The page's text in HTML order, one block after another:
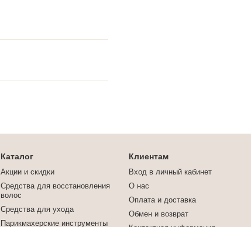
Каталог
Акции и скидки
Средства для восстановления
волос
Средства для ухода
Парикмахерские инструменты
Клиентам
Вход в личный кабинет
О нас
Оплата и доставка
Обмен и возврат